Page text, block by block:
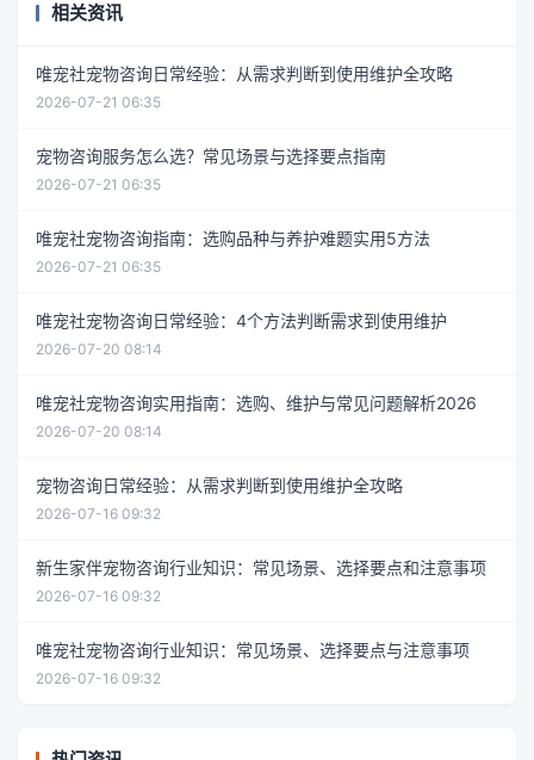
相关资讯
唯宠社宠物咨询日常经验：从需求判断到使用维护全攻略
2026-07-21 06:35
宠物咨询服务怎么选？常见场景与选择要点指南
2026-07-21 06:35
唯宠社宠物咨询指南：选购品种与养护难题实用5方法
2026-07-21 06:35
唯宠社宠物咨询日常经验：4个方法判断需求到使用维护
2026-07-20 08:14
唯宠社宠物咨询实用指南：选购、维护与常见问题解析2026
2026-07-20 08:14
宠物咨询日常经验：从需求判断到使用维护全攻略
2026-07-16 09:32
新生家伴宠物咨询行业知识：常见场景、选择要点和注意事项
2026-07-16 09:32
唯宠社宠物咨询行业知识：常见场景、选择要点与注意事项
2026-07-16 09:32